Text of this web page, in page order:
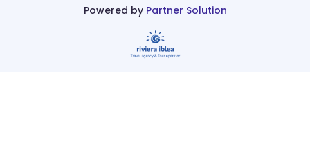
Powered by Partner Solution